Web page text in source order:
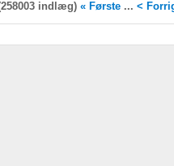
indlæg) « Første ... <